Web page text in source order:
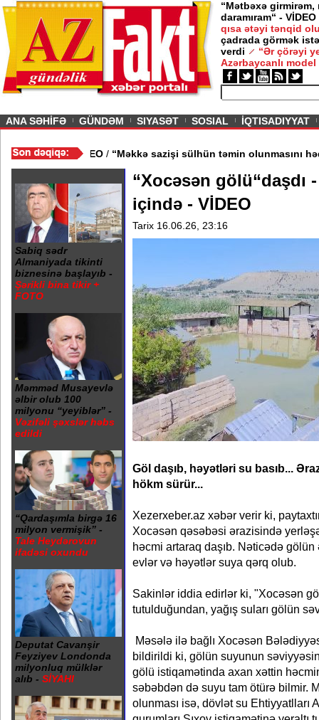
“Mətbəxə girmirəm,
daramıram“ - VİDEO
qısa ətəyi tənqid
çadrada görmək
verdi
“Ər çörəyi
Azərbaycanlı model
ANA SƏHİFƏ GÜNDƏM SIYASƏT SOSIAL İQTISADIYYAT
kənarlaşdırılıb - VİDEO/“Məkkə sazişi sülhün təmin
Sabiq sədr
Almaniyada tikinti
biznesinə başlayıb -
Şərikli bina tikir +
FOTO
Məmməd Musayevlə
əlbir olub 100
milyonu “yeyiblər” -
Vəzifəli şəxslər həbs
edildi
“Qardaşımla birgə 16
milyon vermişik” -
Tale Heydərovun
ifadəsi oxundu
Deputat Cavanşir
Feyziyev Londonda
milyonluq mülklər
alıb - SİYAHI
“Xocəsən gölü“daşdı
içində - VİDEO
Tarix 16.06.26, 23:16
Göl daşıb, həyətləri su basıb...
hökm sürür...
Xezerxeber.az xəbər verir ki,
Xocəsən qəsəbəsi ərazisində
həcmi artaraq daşıb. Nəticədə gölün
evlər və həyətlər suya qərq olub.
Sakinlər iddia edirlər ki, "Xocəsən
tutulduğundan, yağış suları gölün
Məsələ ilə bağlı Xocəsən
bildirildi ki, gölün suyunun
gölü istiqamətinda axan xəttin
səbəbdən də suyu tam ötürə bilmir.
olunması isə, dövlət su Ehtiyyatlları